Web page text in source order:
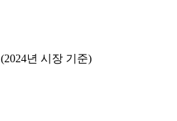
년 시장 기준)